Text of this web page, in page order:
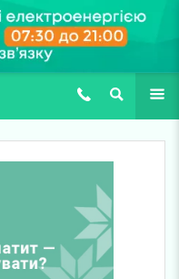
(067) 127-03-03
ПОШУК ЩЕ